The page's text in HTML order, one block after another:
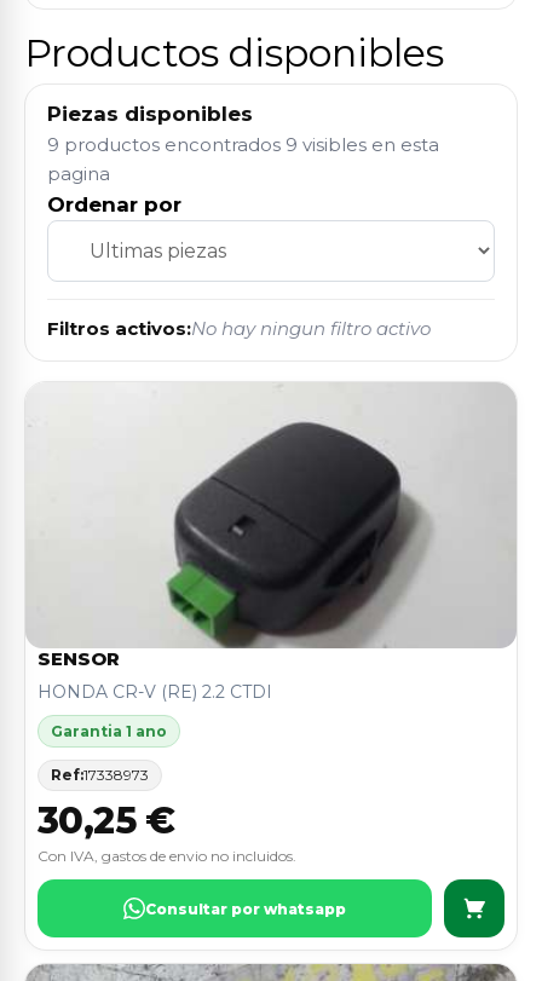
Productos disponibles
Piezas disponibles
9 productos encontrados 9 visibles en esta
pagina
Ordenar por
Filtros activos:No hay ningun filtro activo
SENSOR
HONDA CR-V (RE) 2.2 CTDI
Garantia 1 ano
Ref:17338973
30,25 €
Con IVA, gastos de envio no incluidos.
Consultar por whatsapp